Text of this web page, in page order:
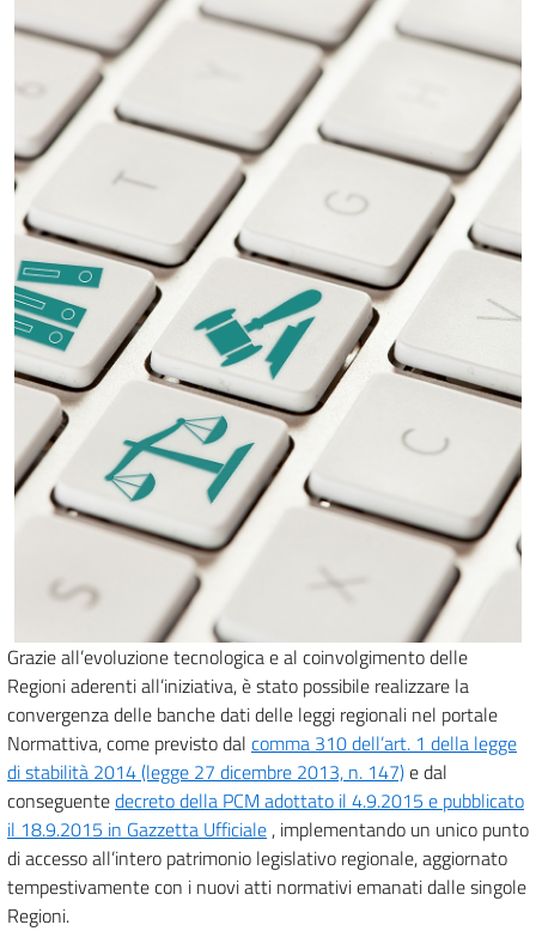
Grazie all’evoluzione tecnologica e al coinvolgimento delle
Regioni aderenti all’iniziativa, è stato possibile realizzare la
convergenza delle banche dati delle leggi regionali nel portale
Normattiva, come previsto dal comma 310 dell’art. 1 della legge
di stabilità 2014 (legge 27 dicembre 2013, n. 147)e dal
conseguentedecreto della PCM adottato il 4.9.2015 e pubblicato
il 18.9.2015 in Gazzetta Ufficiale , implementando un unico punto
di accesso all’intero patrimonio legislativo regionale, aggiornato
tempestivamente con i nuovi atti normativi emanati dalle singole
Regioni.